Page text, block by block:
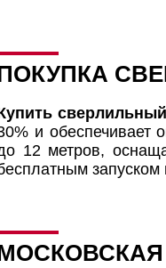
и обеспечивает
12 метров,